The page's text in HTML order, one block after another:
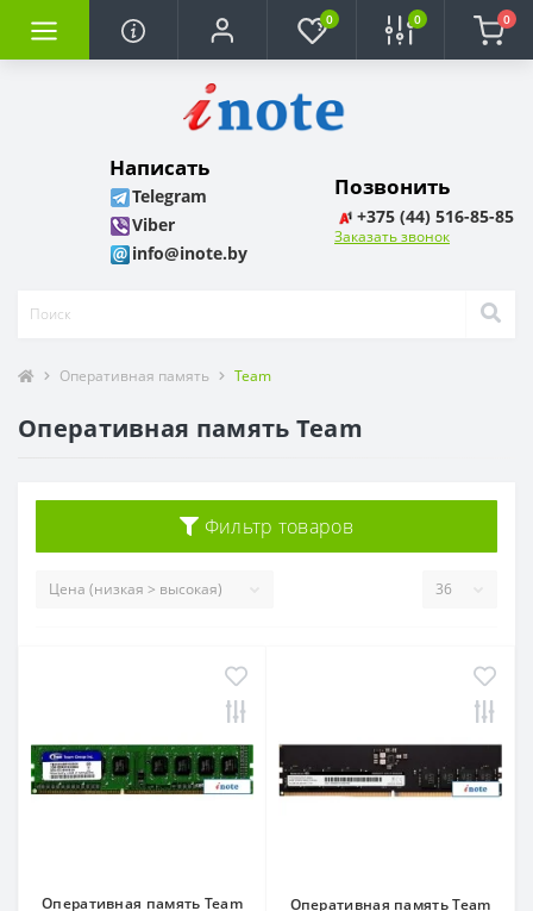
0 0 0
Написать
Telegram
Viber
info@inote.by
Позвонить
+375 (44) 516-85-85
Заказать звонок
Оперативная память Team
Оперативная память Team
Фильтр товаров
Оперативная память Team
Оперативная память Team